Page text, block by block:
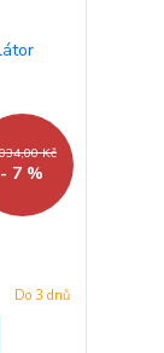
Kč
- 7 %
Do 3 dnů